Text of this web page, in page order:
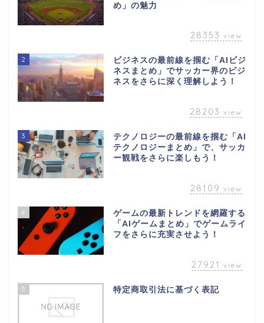
め」の魅力
28353 view
2
ビジネスの最前線を掴む「AIビジ
ネスまとめ」でサッカー界のビジ
ネスをさらに深く理解しよう！
28203 view
3
テクノロジーの最前線を掴む「AI
テクノロジーまとめ」で、サッカ
ー観戦をさらに楽しもう！
28109 view
4
ゲームの最新トレンドを網羅する
「AIゲームまとめ」でゲームライ
フをさらに充実させよう！
27921 view
5 特定商取引法に基づく表記